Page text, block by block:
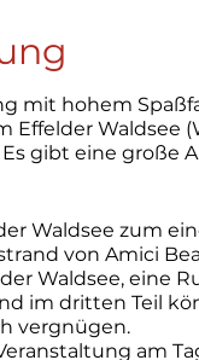
mit hohem
Waldsee
gibt eine große
Waldsee zum
von Amici
Waldsee, eine
im dritten Teil
vergnügen.
am